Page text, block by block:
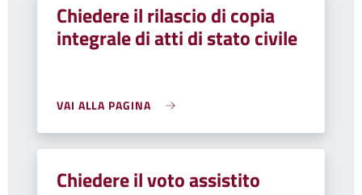
Chiedere il rilascio di copia
integrale di atti di stato civile
VAI ALLA PAGINA
Chiedere il voto assistito